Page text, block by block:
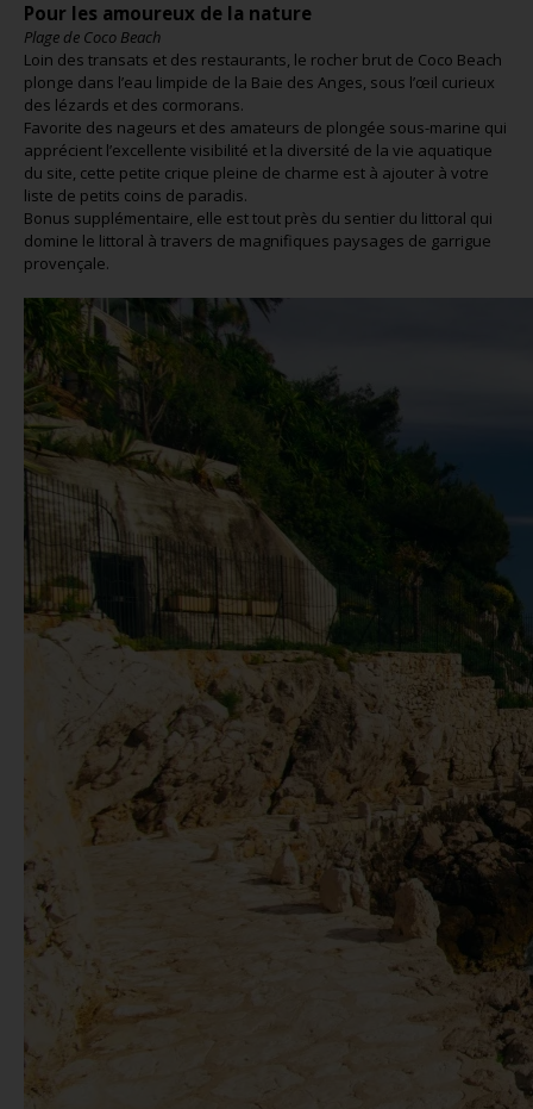
Pour les amoureux de la nature
Plage de Coco Beach
Loin des transats et des restaurants, le rocher brut de Coco Beach
plonge dans l’eau limpide de la Baie des Anges, sous l’œil curieux
des lézards et des cormorans.
Favorite des nageurs et des amateurs de plongée sous-marine qui
apprécient l’excellente visibilité et la diversité de la vie aquatique
du site, cette petite crique pleine de charme est à ajouter à votre
liste de petits coins de paradis.
Bonus supplémentaire, elle est tout près du sentier du littoral qui
domine le littoral à travers de magnifiques paysages de garrigue
provençale.